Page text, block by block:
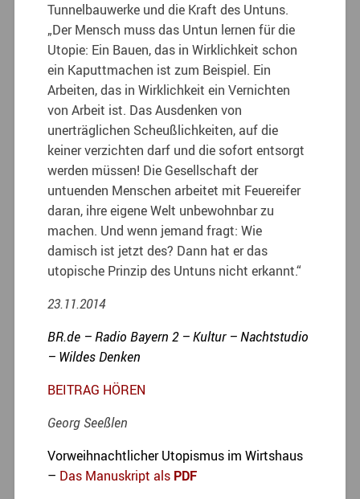
Tunnelbauwerke und die Kraft des Untuns.
„Der Mensch muss das Untun lernen für die
Utopie: Ein Bauen, das in Wirklichkeit schon
ein Kaputtmachen ist zum Beispiel. Ein
Arbeiten, das in Wirklichkeit ein Vernichten
von Arbeit ist. Das Ausdenken von
unerträglichen Scheußlichkeiten, auf die
keiner verzichten darf und die sofort entsorgt
werden müssen! Die Gesellschaft der
untuenden Menschen arbeitet mit Feuereifer
daran, ihre eigene Welt unbewohnbar zu
machen. Und wenn jemand fragt: Wie
damisch ist jetzt des? Dann hat er das
utopische Prinzip des Untuns nicht erkannt.“
23.11.2014
BR.de – Radio Bayern 2 – Kultur – Nachtstudio
– Wildes Denken
BEITRAG HÖREN
Georg Seeßlen
Vorweihnachtlicher Utopismus im Wirtshaus
– Das Manuskript als PDF